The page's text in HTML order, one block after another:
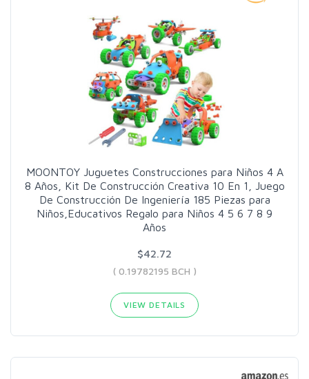
MOONTOY Juguetes Construcciones para Niños 4 A
8 Años, Kit De Construcción Creativa 10 En 1, Juego
De Construcción De Ingeniería 185 Piezas para
Niños,Educativos Regalo para Niños 4 5 6 7 8 9
Años
$42.72
( 0.19782195 BCH )
VIEW DETAILS